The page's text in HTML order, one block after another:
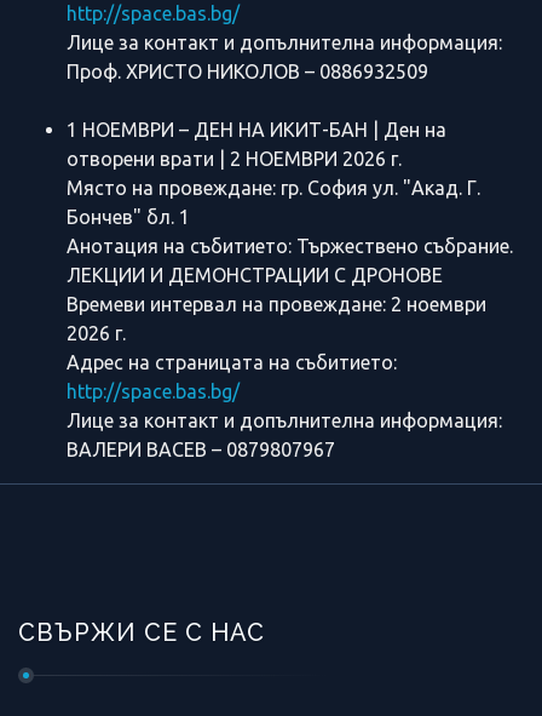
http://space.bas.bg/
Лице за контакт и допълнителна информация:
Проф. ХРИСТО НИКОЛОВ – 0886932509
1 НОЕМВРИ – ДЕН НА ИКИТ-БАН | Ден на
отворени врати | 2 НОЕМВРИ 2026 г.
Място на провеждане: гр. София ул. "Акад. Г.
Бончев" бл. 1
Анотация на събитието: Тържествено събрание.
ЛЕКЦИИ И ДЕМОНСТРАЦИИ С ДРОНОВЕ
Времеви интервал на провеждане: 2 ноември
2026 г.
Адрес на страницата на събитието:
http://space.bas.bg/
Лице за контакт и допълнителна информация:
ВАЛЕРИ ВАСЕВ – 0879807967
СВЪРЖИ СЕ С НАС